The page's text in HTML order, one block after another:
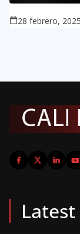
28 febrero, 2025
Latest